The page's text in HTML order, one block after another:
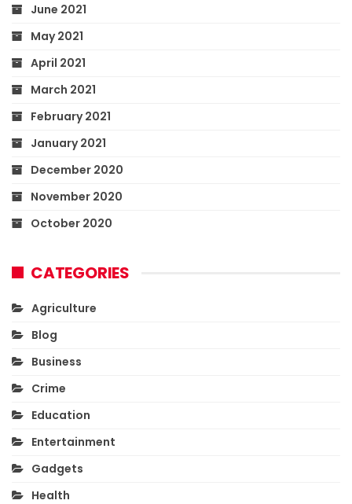
June 2021
May 2021
April 2021
March 2021
February 2021
January 2021
December 2020
November 2020
October 2020
CATEGORIES
Agriculture
Blog
Business
Crime
Education
Entertainment
Gadgets
Health